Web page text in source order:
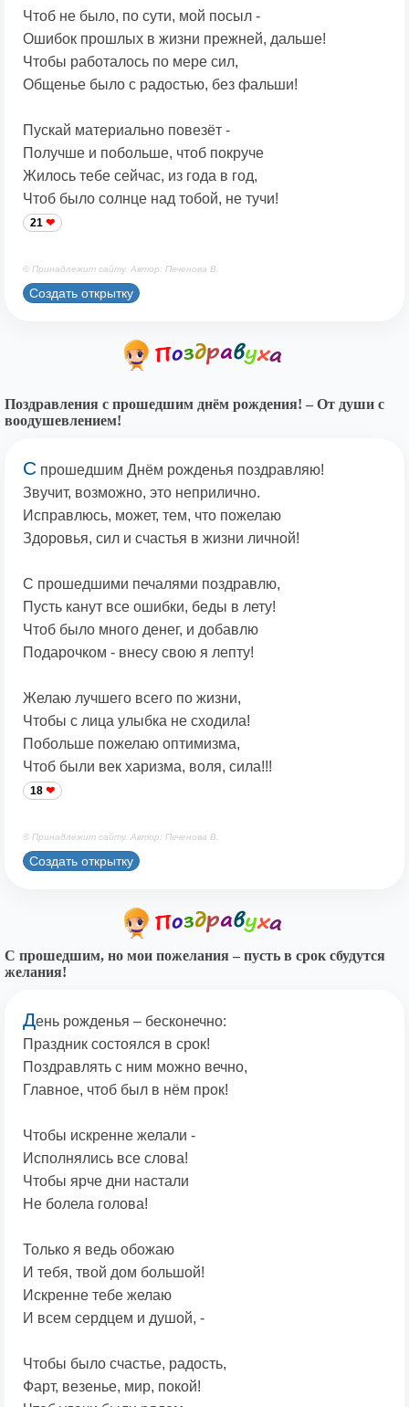
Чтоб не было, по сути, мой посыл -
Ошибок прошлых в жизни прежней, дальше!
Чтобы работалось по мере сил,
Общенье было с радостью, без фальши!
Пускай материально повезёт -
Получше и побольше, чтоб покруче
Жилось тебе сейчас, из года в год,
Чтоб было солнце над тобой, не тучи!
21
© Принадлежит сайту. Автор: Печенова В.
Создать открытку
Поздравления с прошедшим днём рождения! – От души с
воодушевлением!
С прошедшим Днём рожденья поздравляю!
Звучит, возможно, это неприлично.
Исправлюсь, может, тем, что пожелаю
Здоровья, сил и счастья в жизни личной!
С прошедшими печалями поздравлю,
Пусть канут все ошибки, беды в лету!
Чтоб было много денег, и добавлю
Подарочком - внесу свою я лепту!
Желаю лучшего всего по жизни,
Чтобы с лица улыбка не сходила!
Побольше пожелаю оптимизма,
Чтоб были век харизма, воля, сила!!!
18
© Принадлежит сайту. Автор: Печенова В.
Создать открытку
С прошедшим, но мои пожелания – пусть в срок сбудутся
желания!
День рожденья – бесконечно:
Праздник состоялся в срок!
Поздравлять с ним можно вечно,
Главное, чтоб был в нём прок!
Чтобы искренне желали -
Исполнялись все слова!
Чтобы ярче дни настали
Не болела голова!
Только я ведь обожаю
И тебя, твой дом большой!
Искренне тебе желаю
И всем сердцем и душой, -
Чтобы было счастье, радость,
Фарт, везенье, мир, покой!